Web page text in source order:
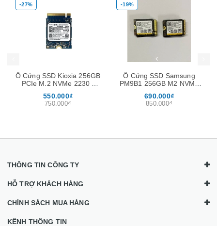
-27%
Ổ Cứng SSD Kioxia 256GB
PCIe M.2 NVMe 2230 (
550.000₫
750.000₫
-19%
Ổ Cứng SSD Samsung
PM9B1 256GB M2 NVMe
690.000₫
850.000₫
THÔNG TIN CÔNG TY
HỖ TRỢ KHÁCH HÀNG
CHÍNH SÁCH MUA HÀNG
KÊNH THÔNG TIN